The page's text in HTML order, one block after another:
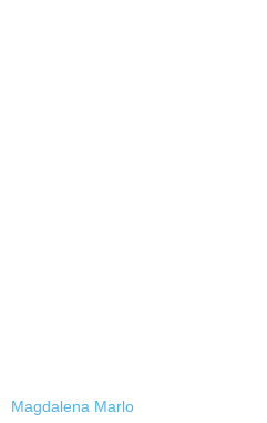
Magdalena Marlo